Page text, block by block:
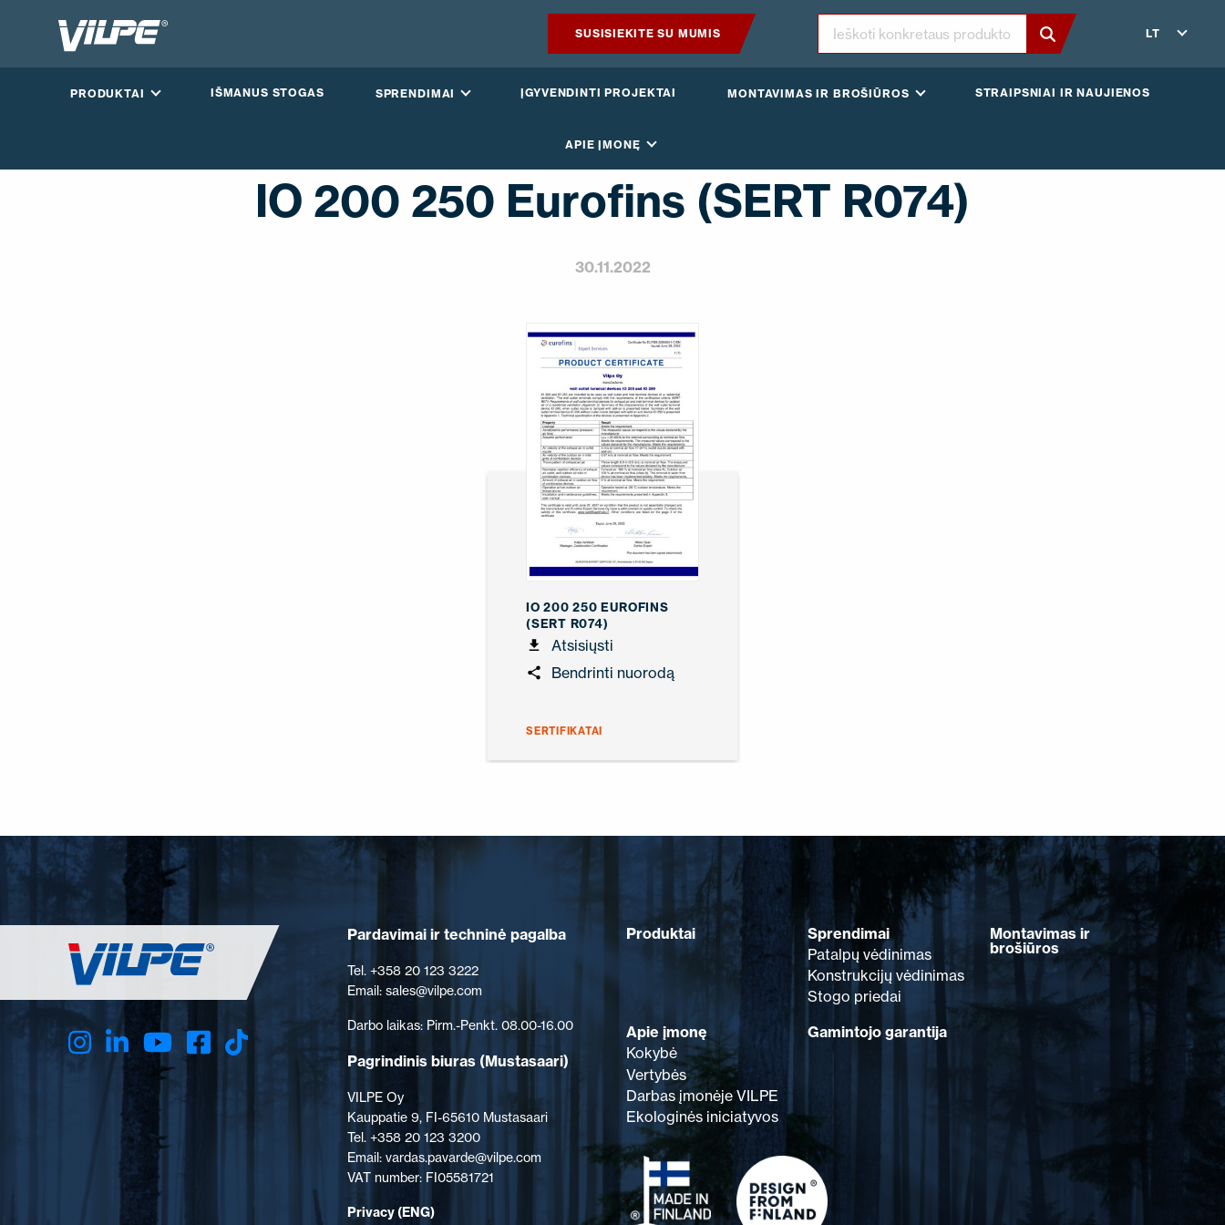
SUSISIEKITE SU MUMIS LT
PRODUKTAI IŠMANUS STOGAS SPRENDIMAI ĮGYVENDINTI PROJEKTAI MONTAVIMAS IR BROŠIŪROS STRAIPSNIAI IR NAUJIENOS
APIE ĮMONĘ
MONTAVIMAS IR BROŠIŪROS
APIE ĮMONĘ
IO 200 250 Eurofins (SERT R074)
30.11.2022
IO 200 250 EUROFINS
(SERT R074)
Atsisiųsti
Bendrinti nuorodą
SERTIFIKATAI
Pardavimai ir techninė pagalba
Tel. +358 20 123 3222
Email: sales@vilpe.com
Darbo laikas: Pirm.-Penkt. 08.00-16.00
Pagrindinis biuras(Mustasaari)
VILPE Oy
Kauppatie 9, FI-65610 Mustasaari
Tel. +358 20 123 3200
Email: vardas.pavarde@vilpe.com
VAT number: FI05581721
Privacy (ENG)
Produktai
Sprendimai
Patalpų vėdinimas
Konstrukcijų vėdinimas
Stogo priedai
Montavimas ir
brošiūros
Apie įmonę
Kokybė
Vertybės
Darbas įmonėje VILPE
Ekologinės iniciatyvos
Gamintojo garantija